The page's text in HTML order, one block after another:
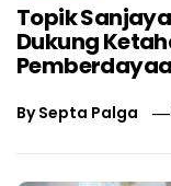
Topik
Dukung
BySepta Palga